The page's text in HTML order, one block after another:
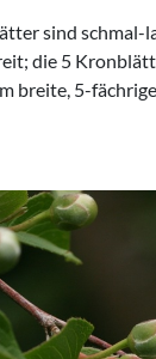
sind
die 5
breite, 5-